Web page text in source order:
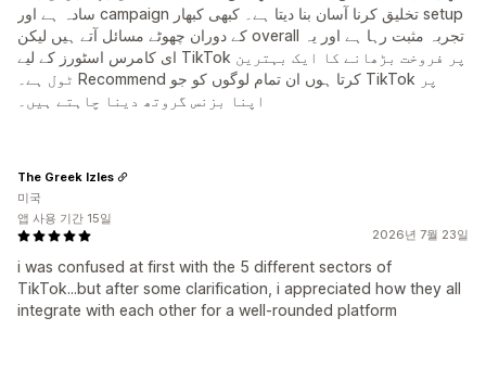
سادہ ہے اور campaign تخلیق کرنا آسان بنا دیتا ہے۔ کبھی کبھار setup
کے دوران چھوٹے مسائل آتے ہیں لیکن overall تجربہ مثبت رہا ہے اور یہ
ای کامرس اسٹورز کے لیے TikTok پر فروخت بڑھانے کا ایک بہترین
ٹول ہے۔ Recommend کرتا ہوں ان تمام لوگوں کو جو TikTok پر
اپنا بزنس گروتھ دینا چاہتے ہیں۔
2026년 7월 23일
i was confused at first with the 5 different sectors of
TikTok...but after some clarification, i appreciated how they all
integrate with each other for a well-rounded platform
The Greek Izles
미국
앱 사용 기간 15일